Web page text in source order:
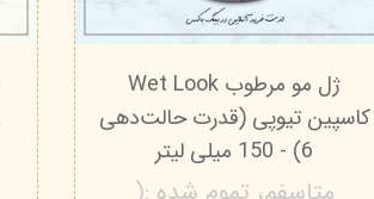
ژل مو مرطوب Wet Look
کاسپین تیوپی (قدرت حالت‌دهی
6) - 150 میلی لیتر